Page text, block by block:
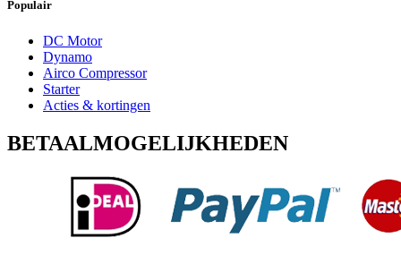
Populair
DC Motor
Dynamo
Airco Compressor
Starter
Acties & kortingen
BETAALMOGELIJKHEDEN